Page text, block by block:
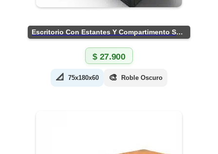
Escritorio Con Estantes Y Compartimento Seguro
$27.900
📐 75x180x60 🎨 Roble Oscuro